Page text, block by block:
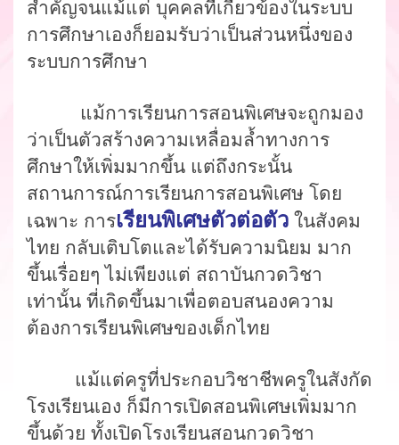
สำคัญจนแม้แต่ บุคคลที่เกี่ยวข้องในระบบ
การศึกษาเองก็ยอมรับว่าเป็นส่วนหนึ่งของ
ระบบการศึกษา
แม้การเรียนการสอนพิเศษจะถูกมอง
ว่าเป็นตัวสร้างความเหลื่อมล้ำทางการ
ศึกษาให้เพิ่มมากขึ้น แต่ถึงกระนั้น
สถานการณ์การเรียนการสอนพิเศษ โดย
เฉพาะ การเรียนพิเศษตัวต่อตัว ในสังคม
ไทย กลับเติบโตและได้รับความนิยม มาก
ขึ้นเรื่อยๆ ไม่เพียงแต่ สถาบันกวดวิชา
เท่านั้น ที่เกิดขึ้นมาเพื่อตอบสนองความ
ต้องการเรียนพิเศษของเด็กไทย
แม้แต่ครูที่ประกอบวิชาชีพครูในสังกัด
โรงเรียนเอง ก็มีการเปิดสอนพิเศษเพิ่มมาก
ขึ้นด้วย ทั้งเปิดโรงเรียนสอนกวดวิชา